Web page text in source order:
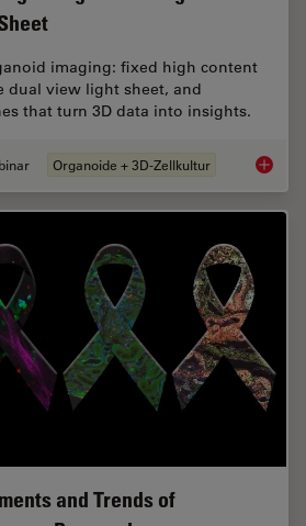
imaging: fixed high content
dual view light sheet, and
that turn 3D data into insights.
Organoide + 3D-Zellkultur
and Trends of